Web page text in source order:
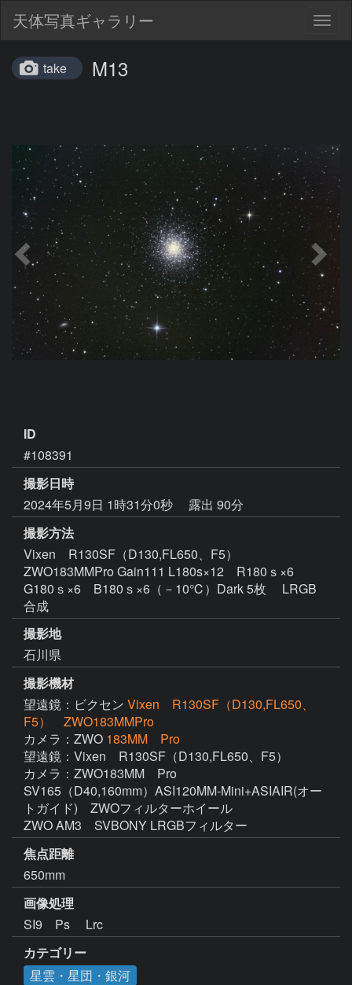
天体写真ギャラリー
take M13
ID
#108391
撮影日時
2024年5月9日 1時31分0秒
露出 90分
撮影方法
Vixen R130SF（D130,FL650、F5）
ZWO183MMPro Gain111 L180s×12 R180ｓ×6
G180ｓ×6 B180ｓ×6（－10℃）Dark 5枚 LRGB
合成
撮影地
石川県
撮影機材
望遠鏡：ビクセン Vixen R130SF（D130,FL650、
F5） ZWO183MMPro
カメラ：ZWO 183MM Pro
望遠鏡：Vixen　R130SF（D130,FL650、F5）
カメラ：ZWO183MM　Pro
SV165（D40,160mm）ASI120MM-Mini+ASIAIR(オー
トガイド)　ZWOフィルターホイール
ZWO AM3　SVBONY LRGBフィルター
焦点距離
650mm
画像処理
SI9　Ps　 Lrc
カテゴリー
星雲・星団・銀河